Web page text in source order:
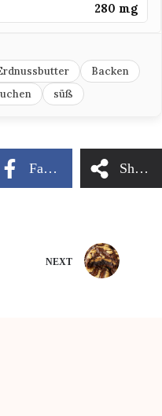
280 mg
Backen
süß
Facebook Share
NEXT